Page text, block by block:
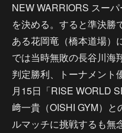
NEW WARRIORS スー
を決める。すると準決勝
ある花岡竜（橋本道場）
では当時無敗の長谷川海
判定勝利、トーナメント
月15日「RISE WORLD
﨑一貴（OISHI GYM）
ルマッチに挑戦するも無